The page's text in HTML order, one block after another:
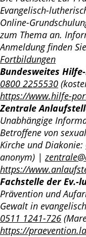
Evangelisch-
Online-
zum Thema an.
Anmeldung finden
Fortbildungen
Bundesweites
0800 2255530
https://www.hilfe-
Zentrale
Unabhängige
Betroffene von
Kirche und Diakonie:
anonym) |
https://
Fachstelle der Ev.-
Prävention und
Gewalt in
0511 1241-726
https://